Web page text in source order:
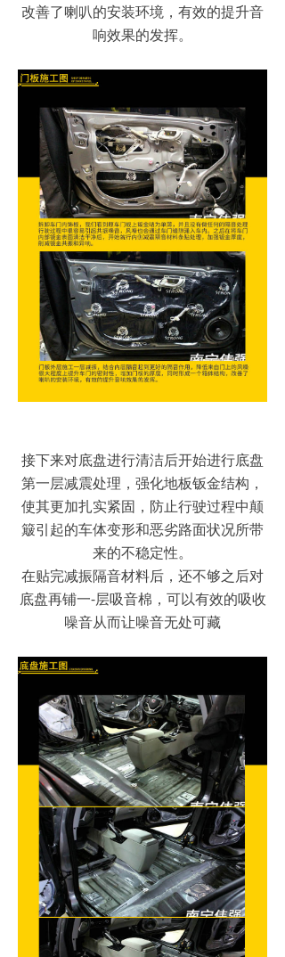
改善了喇叭的安装环境，有效的提升音
响效果的发挥。
接下来对底盘进行清洁后开始进行底盘
第一层减震处理，强化地板钣金结构，
使其更加扎实紧固，防止行驶过程中颠
簸引起的车体变形和恶劣路面状况所带
来的不稳定性。
在贴完减振隔音材料后，还不够之后对
底盘再铺一-层吸音棉，可以有效的吸收
噪音从而让噪音无处可藏